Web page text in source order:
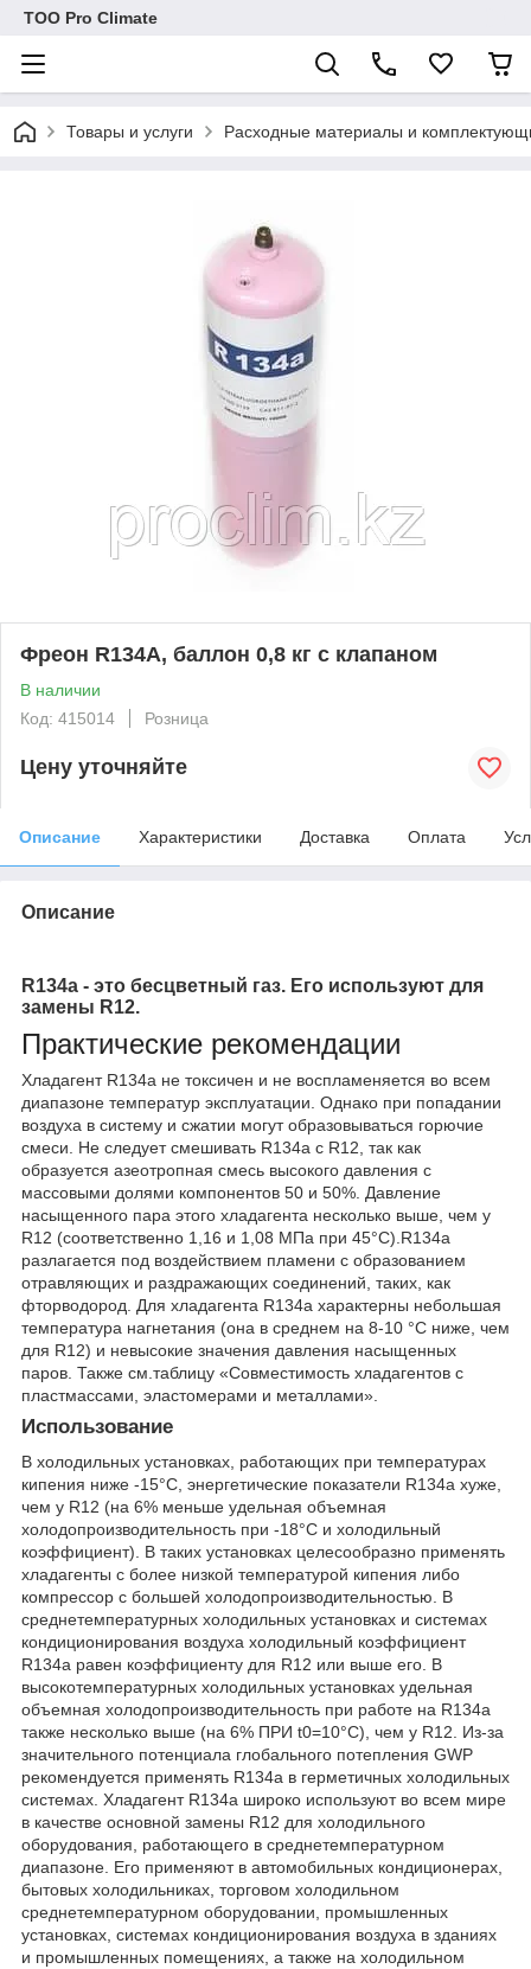
ТОО Pro Climate
Товары и услуги Расходные материалы и
Фреон R134A, баллон 0,8 кг с клапаном
В наличии
Код: 415014
Розница
Цену уточняйте
Описание Характеристики Доставка Оплата
Описание
R134a - это бесцветный газ. Его используют для
замены R12.
Практические рекомендации
Хладагент R134a не токсичен и не воспламеняется во всем
диапазоне температур эксплуатации. Однако при попадании
воздуха в систему и сжатии могут образовываться горючие
смеси. Не следует смешивать R134а с R12, так как
образуется азеотропная смесь высокого давления с
массовыми долями компонентов 50 и 50%. Давление
насыщенного пара этого хладагента несколько выше, чем у
R12 (соответственно 1,16 и 1,08 МПа при 45°С).R134а
разлагается под воздействием пламени с образованием
отравляющих и раздражающих соединений, таких, как
фторводород. Для хладагента R134а характерны небольшая
температура нагнетания (она в среднем на 8-10 °С ниже, чем
для R12) и невысокие значения давления насыщенных
паров. Также см.таблицу «Совместимость хладагентов с
пластмассами, эластомерами и металлами».
Использование
В холодильных установках, работающих при температурах
кипения ниже -15°С, энергетические показатели R134a хуже,
чем у R12 (на 6% меньше удельная объемная
холодопроизводительность при -18°С и холодильный
коэффициент). В таких установках целесообразно применять
хладагенты с более низкой температурой кипения либо
компрессор с большей холодопроизводительностью. В
среднетемпературных холодильных установках и системах
кондиционирования воздуха холодильный коэффициент
R134a равен коэффициенту для R12 или выше его. В
высокотемпературных холодильных установках удельная
объемная холодопроизводительность при работе на R134a
также несколько выше (на 6% ПРИ t0=10°С), чем у R12. Из-за
значительного потенциала глобального потепления GWP
рекомендуется применять R134а в герметичных холодильных
системах. Хладагент R134a широко используют во всем мире
в качестве основной замены R12 для холодильного
оборудования, работающего в среднетемпературном
диапазоне. Его применяют в автомобильных кондиционерах,
бытовых холодильниках, торговом холодильном
среднетемпературном оборудовании, промышленных
установках, системах кондиционирования воздуха в зданиях
и промышленных помещениях, а также на холодильном